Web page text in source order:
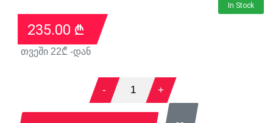
In Stock
235.00 ₾
თვეში 22₾ -დან
- 1 +